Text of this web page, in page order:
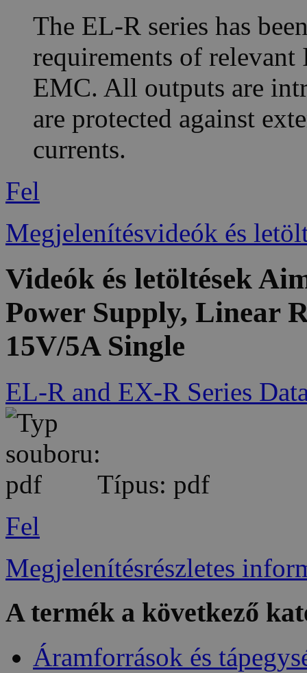
The EL-R series has
requirements of relevant
EMC. All outputs are
are protected against
currents.
Fel
Megjelenítésvideók és
Videók és letöltések
Power Supply, Linear
15V/5A Single
EL-R and EX-R Series
Típus: pdf
Fel
Megjelenítésrészletes
A termék a következő
Áramforrások és